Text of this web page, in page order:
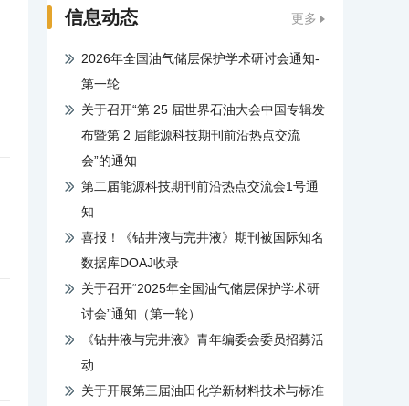
信息动态 更多
2026年全国油气储层保护学术研讨会通知-
第一轮
关于召开“第 25 届世界石油大会中国专辑发
布暨第 2 届能源科技期刊前沿热点交流
会”的通知
第二届能源科技期刊前沿热点交流会1号通
知
喜报！《钻井液与完井液》期刊被国际知名
数据库DOAJ收录
关于召开“2025年全国油气储层保护学术研
讨会”通知（第一轮）
《钻井液与完井液》青年编委会委员招募活
动
关于开展第三届油田化学新材料技术与标准